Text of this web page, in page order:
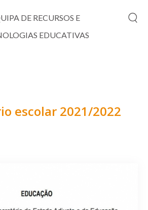
DE RECURSOS E
EDUCATIVAS
escolar 2021/2022